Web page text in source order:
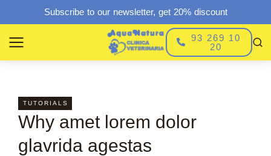
Subscribe to our newsletter, get 20% discount
93 269 10
20
TUTORIALS
Why amet lorem dolor
glavrida agestas